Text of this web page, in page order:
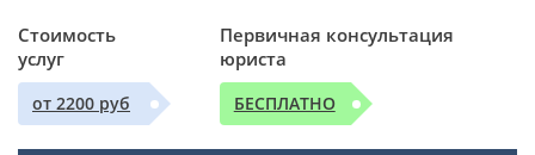
Стоимость
услуг
от 2200 руб
Первичная консультация
юриста
БЕСПЛАТНО